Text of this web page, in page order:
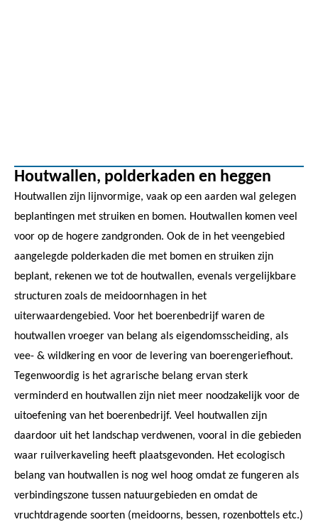
Houtwallen, polderkaden en heggen
Houtwallen zijn lijnvormige, vaak op een aarden wal gelegen
beplantingen met struiken en bomen. Houtwallen komen veel
voor op de hogere zandgronden. Ook de in het veengebied
aangelegde polderkaden die met bomen en struiken zijn
beplant, rekenen we tot de houtwallen, evenals vergelijkbare
structuren zoals de meidoornhagen in het
uiterwaardengebied. Voor het boerenbedrijf waren de
houtwallen vroeger van belang als eigendomsscheiding, als
vee- & wildkering en voor de levering van boerengeriefhout.
Tegenwoordig is het agrarische belang ervan sterk
verminderd en houtwallen zijn niet meer noodzakelijk voor de
uitoefening van het boerenbedrijf. Veel houtwallen zijn
daardoor uit het landschap verdwenen, vooral in die gebieden
waar ruilverkaveling heeft plaatsgevonden. Het ecologisch
belang van houtwallen is nog wel hoog omdat ze fungeren als
verbindingszone tussen natuurgebieden en omdat de
vruchtdragende soorten (meidoorns, bessen, rozenbottels etc.)